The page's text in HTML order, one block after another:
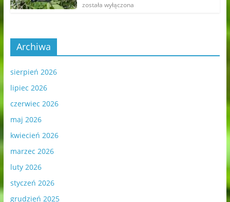
została wyłączona
Archiwa
sierpień 2026
lipiec 2026
czerwiec 2026
maj 2026
kwiecień 2026
marzec 2026
luty 2026
styczeń 2026
grudzień 2025